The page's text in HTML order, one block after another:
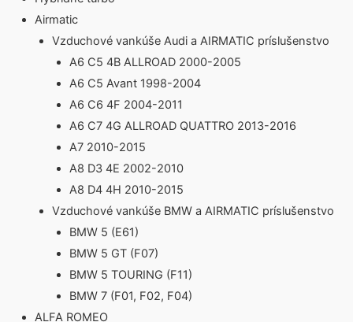
Airmatic
Vzduchové vankúše Audi a AIRMATIC príslušenstvo
A6 C5 4B ALLROAD 2000-2005
A6 C5 Avant 1998-2004
A6 C6 4F 2004-2011
A6 C7 4G ALLROAD QUATTRO 2013-2016
A7 2010-2015
A8 D3 4E 2002-2010
A8 D4 4H 2010-2015
Vzduchové vankúše BMW a AIRMATIC príslušenstvo
BMW 5 (E61)
BMW 5 GT (F07)
BMW 5 TOURING (F11)
BMW 7 (F01, F02, F04)
ALFA ROMEO